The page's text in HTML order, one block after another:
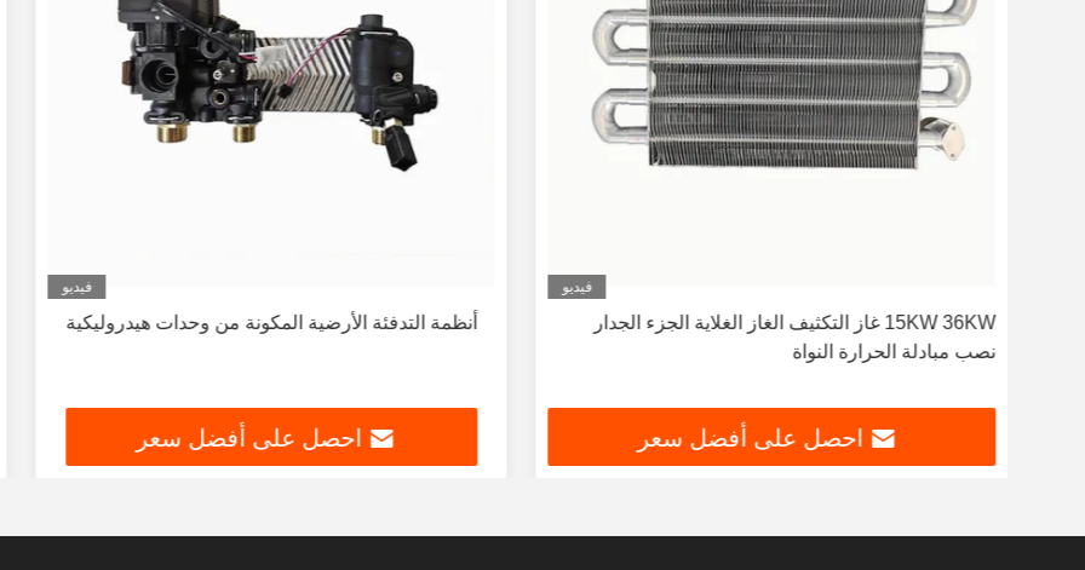
فيديو
15KW 36KW غاز التكثيف الغاز الغلاية الجزء الجدار
نصب مبادلة الحرارة النواة
احصل على أفضل سعر
فيديو
أنظمة التدفئة الأرضية المكونة من وحدات هيدروليكية
احصل على أفضل سعر